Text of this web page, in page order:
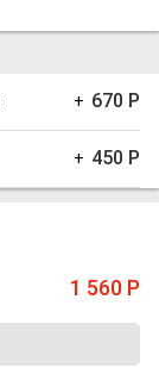
+ 670 Р
+ 450 Р
1 560 Р